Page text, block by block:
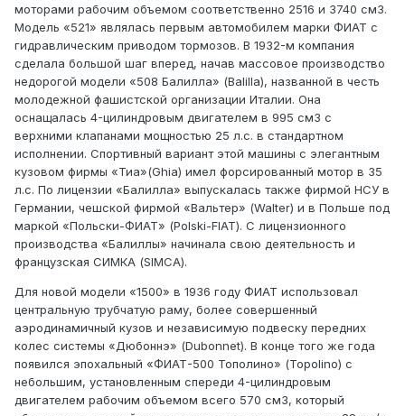
моторами рабочим объемом соответственно 2516 и 3740 см3.
Модель «521» являлась первым автомобилем марки ФИАТ с
гидравлическим приводом тормозов. В 1932-м компания
сделала большой шаг вперед, начав массовое производство
недорогой модели «508 Балилла» (Balilla), названной в честь
молодежной фашистской организации Италии. Она
оснащалась 4-цилиндровым двигателем в 995 см3 с
верхними клапанами мощностью 25 л.с. в стандартном
исполнении. Спортивный вариант этой машины с элегантным
кузовом фирмы «Тиа»(Ghia) имел форсированный мотор в 35
л.с. По лицензии «Балилла» выпускалась также фирмой НСУ в
Германии, чешской фирмой «Вальтер» (Walter) и в Польше под
маркой «Польски-ФИАТ» (Polski-FIAT). С лицензионного
производства «Балиллы» начинала свою деятельность и
французская СИМКА (SIMCA).
Для новой модели «1500» в 1936 году ФИАТ использовал
центральную трубчатую раму, более совершенный
аэродинамичный кузов и независимую подвеску передних
колес системы «Дюбоннэ» (Dubonnet). В конце того же года
появился эпохальный «ФИАТ-500 Тополино» (Topolino) с
небольшим, установленным спереди 4-цилиндровым
двигателем рабочим объемом всего 570 см3, который